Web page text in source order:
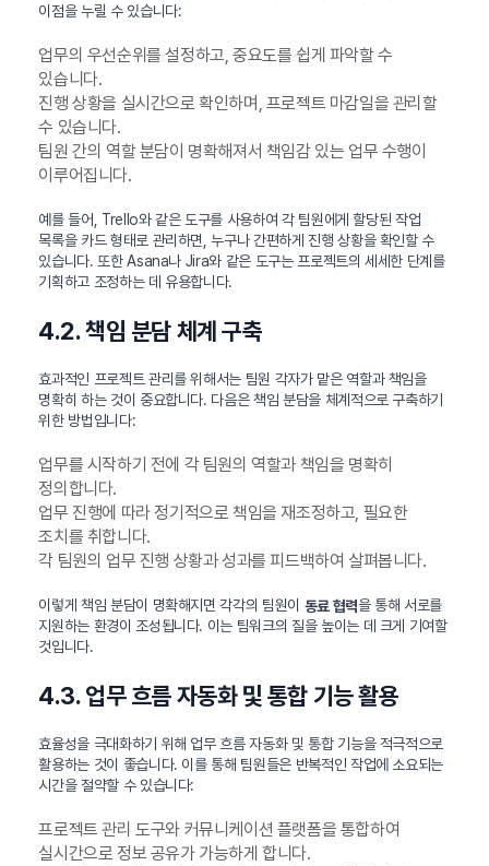
이점을 누릴 수 있습니다:
업무의 우선순위를 설정하고, 중요도를 쉽게 파악할 수
있습니다.
진행 상황을 실시간으로 확인하며, 프로젝트 마감일을 관리할
수 있습니다.
팀원 간의 역할 분담이 명확해져서 책임감 있는 업무 수행이
이루어집니다.
예를 들어, Trello와 같은 도구를 사용하여 각 팀원에게 할당된 작업
목록을 카드 형태로 관리하면, 누구나 간편하게 진행 상황을 확인할 수
있습니다. 또한 Asana나 Jira와 같은 도구는 프로젝트의 세세한 단계를
기획하고 조정하는 데 유용합니다.
4.2. 책임 분담 체계 구축
효과적인 프로젝트 관리를 위해서는 팀원 각자가 맡은 역할과 책임을
명확히 하는 것이 중요합니다. 다음은 책임 분담을 체계적으로 구축하기
위한 방법입니다:
업무를 시작하기 전에 각 팀원의 역할과 책임을 명확히
정의합니다.
업무 진행에 따라 정기적으로 책임을 재조정하고, 필요한
조치를 취합니다.
각 팀원의 업무 진행 상황과 성과를 피드백하여 살펴봅니다.
이렇게 책임 분담이 명확해지면 각각의 팀원이 동료 협력을 통해 서로를
지원하는 환경이 조성됩니다. 이는 팀워크의 질을 높이는 데 크게 기여할
것입니다.
4.3. 업무 흐름 자동화 및 통합 기능 활용
효율성을 극대화하기 위해 업무 흐름 자동화 및 통합 기능을 적극적으로
활용하는 것이 좋습니다. 이를 통해 팀원들은 반복적인 작업에 소요되는
시간을 절약할 수 있습니다:
프로젝트 관리 도구와 커뮤니케이션 플랫폼을 통합하여
실시간으로 정보 공유가 가능하게 합니다.